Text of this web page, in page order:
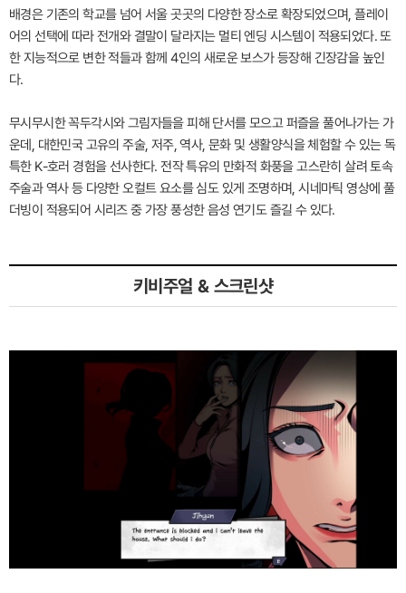
배경은 기존의 학교를 넘어 서울 곳곳의 다양한 장소로 확장되었으며, 플레이
어의 선택에 따라 전개와 결말이 달라지는 멀티 엔딩 시스템이 적용되었다. 또
한 지능적으로 변한 적들과 함께 4인의 새로운 보스가 등장해 긴장감을 높인
다.
무시무시한 꼭두각시와 그림자들을 피해 단서를 모으고 퍼즐을 풀어나가는 가
운데, 대한민국 고유의 주술, 저주, 역사, 문화 및 생활양식을 체험할 수 있는 독
특한 K-호러 경험을 선사한다. 전작 특유의 만화적 화풍을 고스란히 살려 토속
주술과 역사 등 다양한 오컬트 요소를 심도 있게 조명하며, 시네마틱 영상에 풀
더빙이 적용되어 시리즈 중 가장 풍성한 음성 연기도 즐길 수 있다.
키비주얼 & 스크린샷